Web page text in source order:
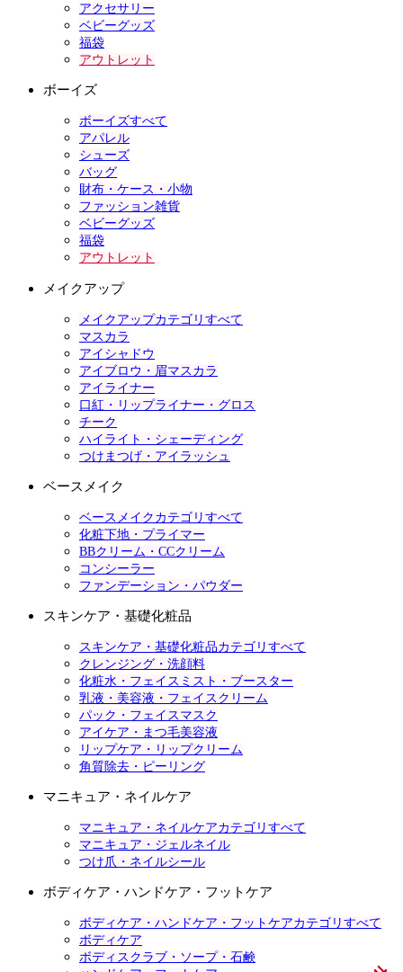
アクセサリー
ベビーグッズ
福袋
アウトレット
ボーイズ
ボーイズすべて
アパレル
シューズ
バッグ
財布・ケース・小物
ファッション雑貨
ベビーグッズ
福袋
アウトレット
メイクアップ
メイクアップカテゴリすべて
マスカラ
アイシャドウ
アイブロウ・眉マスカラ
アイライナー
口紅・リップライナー・グロス
チーク
ハイライト・シェーディング
つけまつげ・アイラッシュ
ベースメイク
ベースメイクカテゴリすべて
化粧下地・プライマー
BBクリーム・CCクリーム
コンシーラー
ファンデーション・パウダー
スキンケア・基礎化粧品
スキンケア・基礎化粧品カテゴリすべて
クレンジング・洗顔料
化粧水・フェイスミスト・ブースター
乳液・美容液・フェイスクリーム
パック・フェイスマスク
アイケア・まつ毛美容液
リップケア・リップクリーム
角質除去・ピーリング
マニキュア・ネイルケア
マニキュア・ネイルケアカテゴリすべて
マニキュア・ジェルネイル
つけ爪・ネイルシール
ボディケア・ハンドケア・フットケア
ボディケア・ハンドケア・フットケアカテゴリすべて
ボディケア
ボディスクラブ・ソープ・石鹸